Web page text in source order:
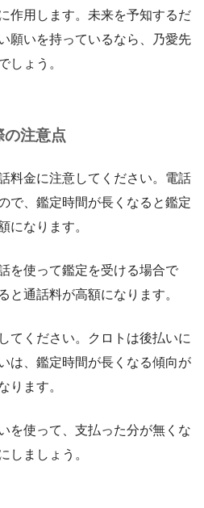
作用します。未来を予知するだ
願いを持っているなら、乃愛先
しょう。
の注意点
料金に注意してください。電話
で、鑑定時間が長くなると鑑定
になります。
を使って鑑定を受ける場合で
と通話料が高額になります。
てください。クロトは後払いに
は、鑑定時間が長くなる傾向が
ります。
を使って、支払った分が無くな
しましょう。